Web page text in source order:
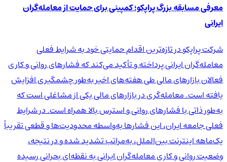
معرفی مسابقه بزرگ پراپکو؛ کمپینی برای حمایت از معامله‌گران
ایرانی
شرکت پراپکو در تازه‌ترین اقدام حمایتی خود به شرایط فعلی
معامله‌گران ایرانی پرداخته و تأکید می‌کند که فشارهای روانی و کاری
فعالان بازارهای مالی طی هفته‌های اخیر به‌طور چشمگیری افزایش
یافته است. معامله‌گری در بازارهای مالی یکی از مشاغلی است که
به‌طور ذاتی با فشارهای روانی و استرس بالا همراه است. در شرایط
فعلی جامعه ایران، این فشارها به‌واسطه محدودیت‌ها و قطعی تقریباً
یک‌ماهه اینترنت بین‌الملل، به‌مراتب تشدید شده و در نتیجه،
وضعیت روانی و کاری معامله‌گران ایرانی به نقطه‌ای بحرانی رسیده